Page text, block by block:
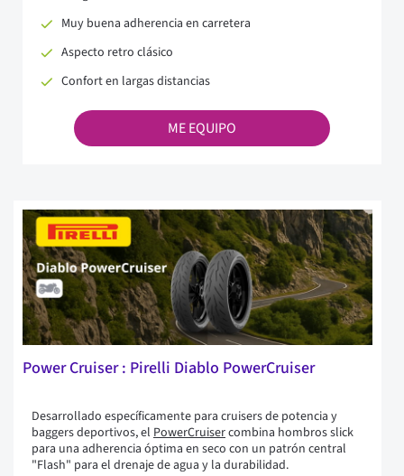
Muy buena adherencia en carretera
Aspecto retro clásico
Confort en largas distancias
ME EQUIPO
Power Cruiser : Pirelli Diablo PowerCruiser
Desarrollado específicamente para cruisers de potencia y
baggers deportivos, el PowerCruisercombina hombros slick
para una adherencia óptima en seco con un patrón central
"Flash" para el drenaje de agua y la durabilidad.